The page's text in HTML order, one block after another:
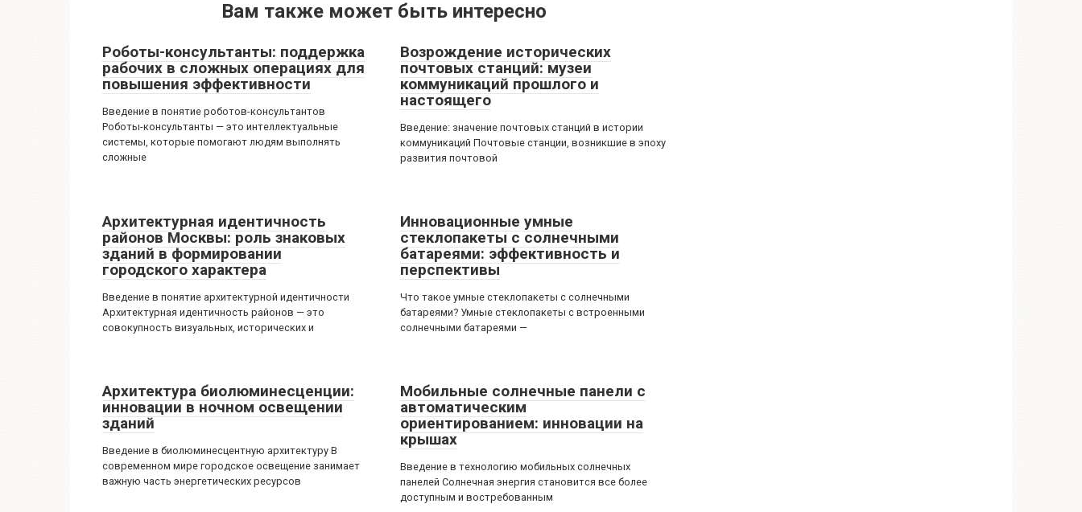
Вам также может быть интересно
Роботы-консультанты: поддержка
рабочих в сложных операциях для
повышения эффективности
Введение в понятие роботов-консультантов
Роботы-консультанты — это интеллектуальные
системы, которые помогают людям выполнять
сложные
Возрождение исторических
почтовых станций: музеи
коммуникаций прошлого и
настоящего
Введение: значение почтовых станций в истории
коммуникаций Почтовые станции, возникшие в эпоху
развития почтовой
Архитектурная идентичность
районов Москвы: роль знаковых
зданий в формировании
городского характера
Введение в понятие архитектурной идентичности
Архитектурная идентичность районов — это
совокупность визуальных, исторических и
Инновационные умные
стеклопакеты с солнечными
батареями: эффективность и
перспективы
Что такое умные стеклопакеты с солнечными
батареями? Умные стеклопакеты с встроенными
солнечными батареями —
Архитектура биолюминесценции:
инновации в ночном освещении
зданий
Введение в биолюминесцентную архитектуру В
современном мире городское освещение занимает
важную часть энергетических ресурсов
Мобильные солнечные панели с
автоматическим
ориентированием: инновации на
крышах
Введение в технологию мобильных солнечных
панелей Солнечная энергия становится все более
доступным и востребованным